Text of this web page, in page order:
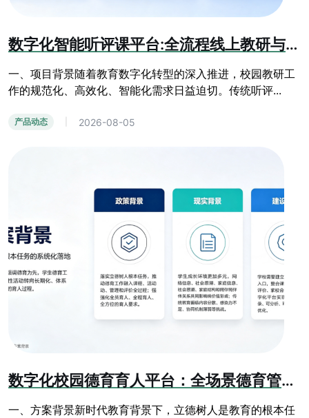
数字化智能听评课平台:全流程线上教研与教学质量提升系统
一、项目背景随着教育数字化转型的深入推进，校园教研工
作的规范化、高效化、智能化需求日益迫切。传统听评...
产品动态 2026-08-05
数字化校园德育育人平台：全场景德育管控与学生综合素质成长系统
一、方案背景新时代教育背景下，立德树人是教育的根本任